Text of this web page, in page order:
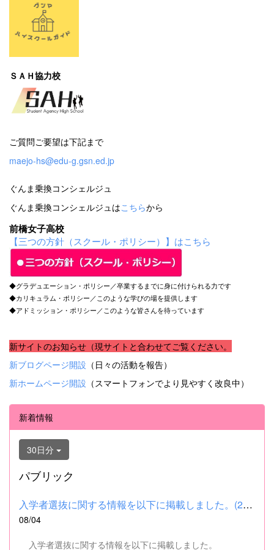
ＳＡＨ協力校
ご質問ご要望は下記まで
maejo-hs@edu-g.gsn.ed.jp
ぐんま乗換コンシェルジュ
ぐんま乗換コンシェルジュはこちらから
前橋女子高校
【三つの方針（スクール・ポリシー）】はこちら
◆グラデュエーション・ポリシー／卒業するまでに身に付けられる力です
◆カリキュラム・ポリシー／このような学びの場を提供します
◆アドミッション・ポリシー／このような皆さんを待っています
新サイトのお知らせ（現サイトと合わせてご覧ください。
新ブログページ開設 （日々の活動を報告）
新ホームページ開設 （スマートフォンでより見やすく改良中）
新着情報
30日分
パブリック
入学者選抜に関する情報を以下に掲載しました。(2026.8.4) ■令和...
08/04
入学者選抜に関する情報を以下に掲載しました。